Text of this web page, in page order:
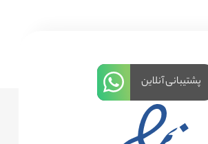
پشتیبانی آنلاین